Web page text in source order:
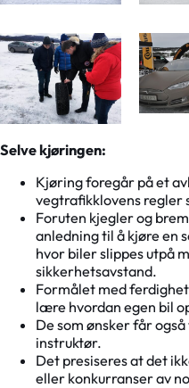
Selve kjøringen:
Kjøring foregår på et
vegtrafikklovens regler
Foruten kjegler og
anledning til å kjøre en
hvor biler slippes utpå
sikkerhetsavstand.
Formålet med
lære hvordan egen bil
De som ønsker får
instruktør.
Det presiseres at det
eller konkurranser av